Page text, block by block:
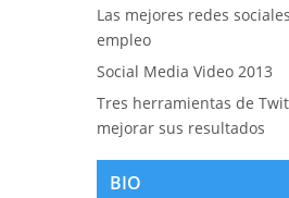
Las mejores redes
empleo
Social Media Video 2013
Tres herramientas de
mejorar sus resultados
BIO